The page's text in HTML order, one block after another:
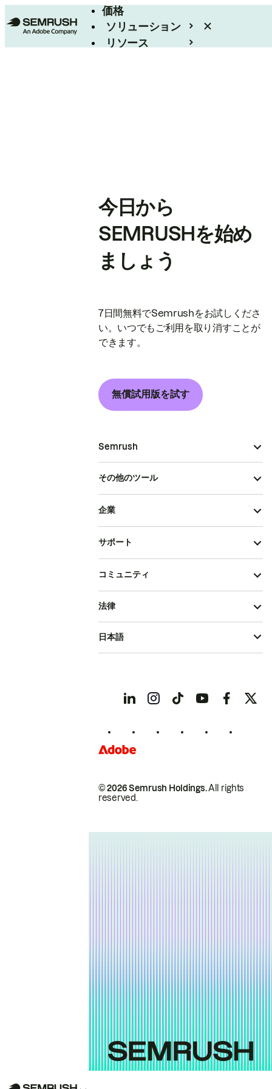
価格
ソリューション
リソース
今日から
SEMRUSHを始め
ましょう
7日間無料でSemrushをお試しくださ
い。いつでもご利用を取り消すことが
できます。
無償試用版を試す
Semrush
その他のツール
企業
サポート
コミュニティ
© 2026 Semrush Holdings.All rights
reserved.
法律
日本語